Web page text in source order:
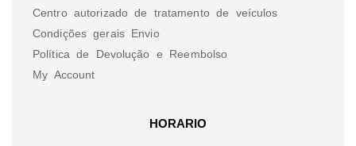
Centro autorizado de tratamento de veículos
Condições gerais Envio
Política de Devolução e Reembolso
My Account
HORARIO